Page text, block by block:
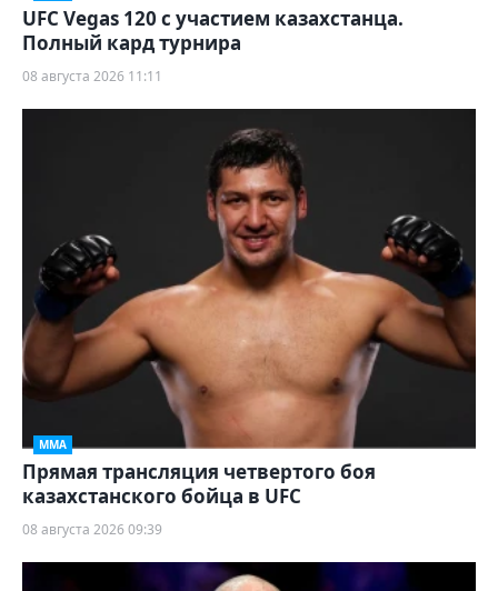
UFC Vegas 120 с участием казахстанца.
Полный кард турнира
08 августа 2026 11:11
ММА
Прямая трансляция четвертого боя
казахстанского бойца в UFC
08 августа 2026 09:39